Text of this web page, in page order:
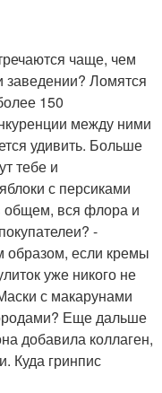
чаще, чем
заведении? Ломятся
150
между ними
удивить. Больше
тебе и
с персиками
общем, вся флора и
-
образом, если кремы
уже никого не
с макарунами
Еще дальше
добавила коллаген,
Куда гринпис